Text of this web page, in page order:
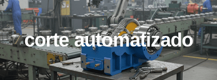
corte automatizado